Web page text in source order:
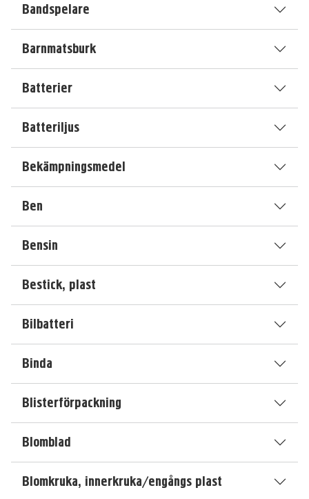
Bandspelare
Barnmatsburk
Batterier
Batteriljus
Bekämpningsmedel
Ben
Bensin
Bestick, plast
Bilbatteri
Binda
Blisterförpackning
Blomblad
Blomkruka, innerkruka/engångs plast